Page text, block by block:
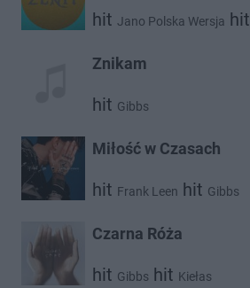
hit Jano Polska Wersja hit
Znikam
hit Gibbs
Miłość w Czasach
hit Frank Leen hit Gibbs
Czarna Róża
hit Gibbs hit Kiełas